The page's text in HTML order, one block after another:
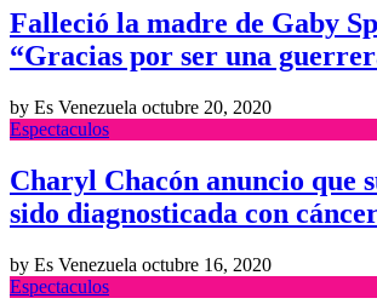
Falleció la madre de Gaby
“Gracias por ser una
by Es Venezuela octubre 20, 2020
Espectaculos
Charyl Chacón anuncio que
sido diagnosticada con
by Es Venezuela octubre 16, 2020
Espectaculos